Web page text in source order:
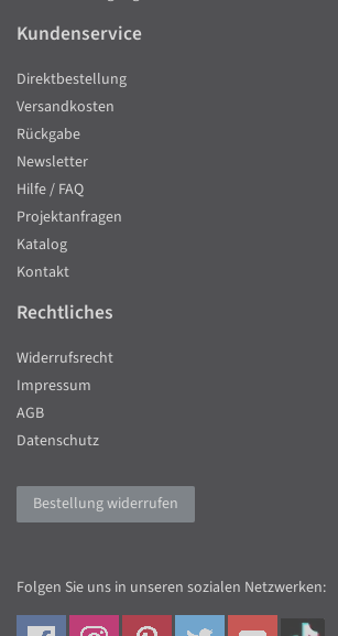
Kundenservice
Direktbestellung
Versandkosten
Rückgabe
Newsletter
Hilfe / FAQ
Projektanfragen
Katalog
Kontakt
Rechtliches
Widerrufsrecht
Impressum
AGB
Datenschutz
Bestellung widerrufen
Folgen Sie uns in unseren sozialen Netzwerken: